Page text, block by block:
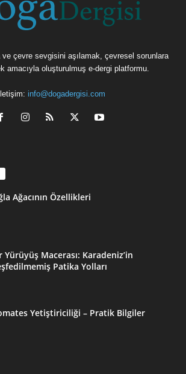
ve çevre sevgisini aşılamak, çevresel sorunlara
amacıyla oluşturulmuş e-dergi platformu.
info@dogadergisi.com
Ağacının Özellikleri
Yürüyüş Macerası: Karadeniz’in
Patika Yolları
Yetiştiriciliği – Pratik Bilgiler